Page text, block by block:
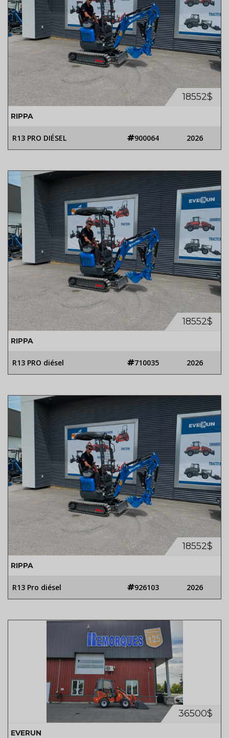
18552$
RIPPA
R13 PRO DIÉSEL 900064 2026
18552$
RIPPA
R13 PRO diésel 710035 2026
18552$
RIPPA
R13 Pro diésel 926103 2026
36500$
EVERUN